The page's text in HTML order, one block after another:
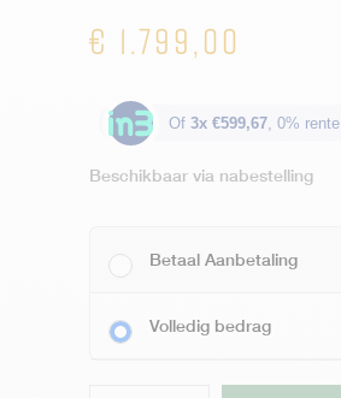
€ 1.799,00
Of 3x €599,67, 0% rente
Beschikbaar via nabestelling
Betaal Aanbetaling
Volledig bedrag